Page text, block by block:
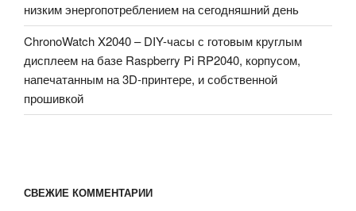
низким энергопотреблением на сегодняшний день
ChronoWatch X2040 – DIY-часы с готовым круглым
дисплеем на базе Raspberry Pi RP2040, корпусом,
напечатанным на 3D-принтере, и собственной
прошивкой
СВЕЖИЕ КОММЕНТАРИИ